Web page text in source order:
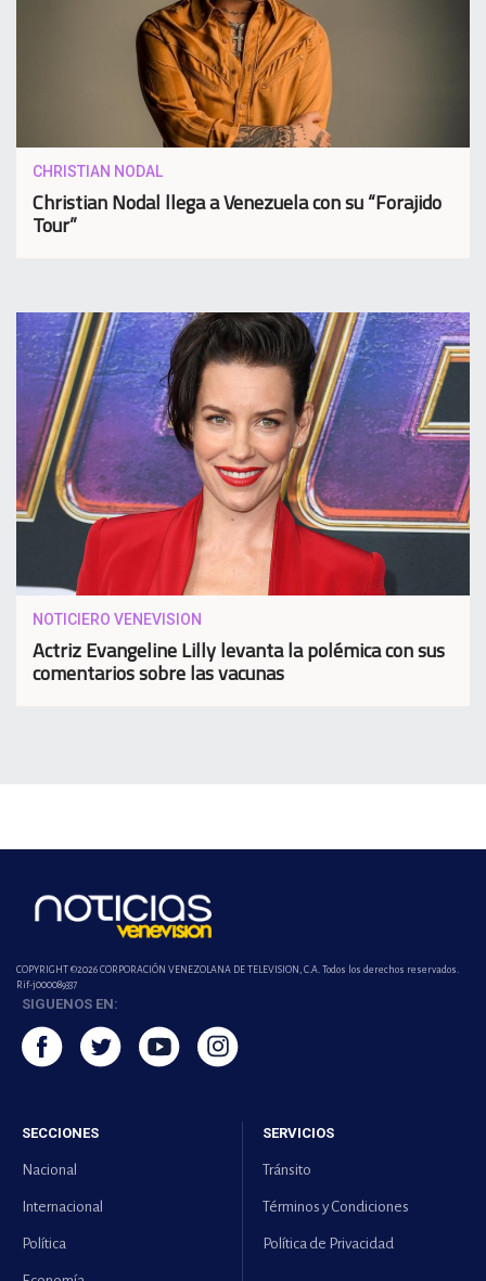
CHRISTIAN NODAL
Christian Nodal llega a Venezuela con su “Forajido
Tour”
NOTICIERO VENEVISION
Actriz Evangeline Lilly levanta la polémica con sus
comentarios sobre las vacunas
COPYRIGHT ©2026 CORPORACIÓN VENEZOLANA DE TELEVISION, C.A. Todos los derechos reservados.
Rif-j000089337
SIGUENOS EN:
SECCIONES
Nacional
Internacional
Política
SERVICIOS
Tránsito
Términos y Condiciones
Política de Privacidad